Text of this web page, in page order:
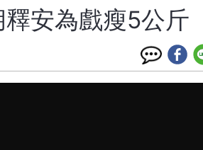
安為戲瘦5公斤